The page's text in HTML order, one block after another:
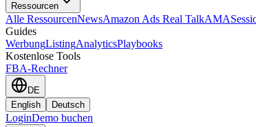
Ressourcen
Alle RessourcenNewsAmazon Ads Real Talk
Guides
WerbungListingAnalyticsPlaybooks
Kostenlose Tools
FBA-Rechner
DE
English
Deutsch
LoginDemo buchen